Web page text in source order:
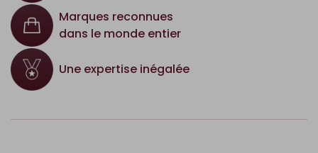
Marques reconnues
dans le monde entier
Une expertise inégalée